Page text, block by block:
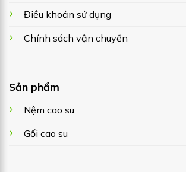
Điều khoản sử dụng
Chính sách vận chuyển
Sản phẩm
Nệm cao su
Gối cao su